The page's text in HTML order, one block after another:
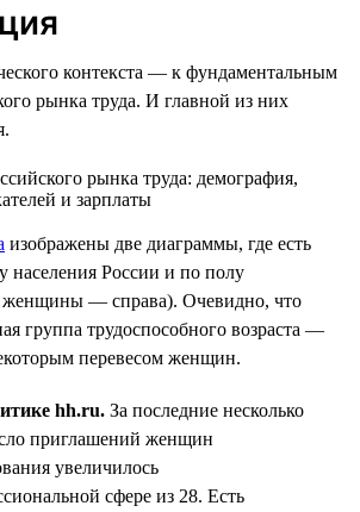
контекста — к фундаментальным
рынка труда. И главной из них
изображены две диаграммы, где есть
населения России и по полу
— справа). Очевидно, что
группа трудоспособного возраста —
перевесом женщин.
hh.ru. За последние несколько
приглашений женщин
увеличилось
сфере из 28. Есть